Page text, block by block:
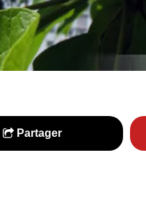
Partager